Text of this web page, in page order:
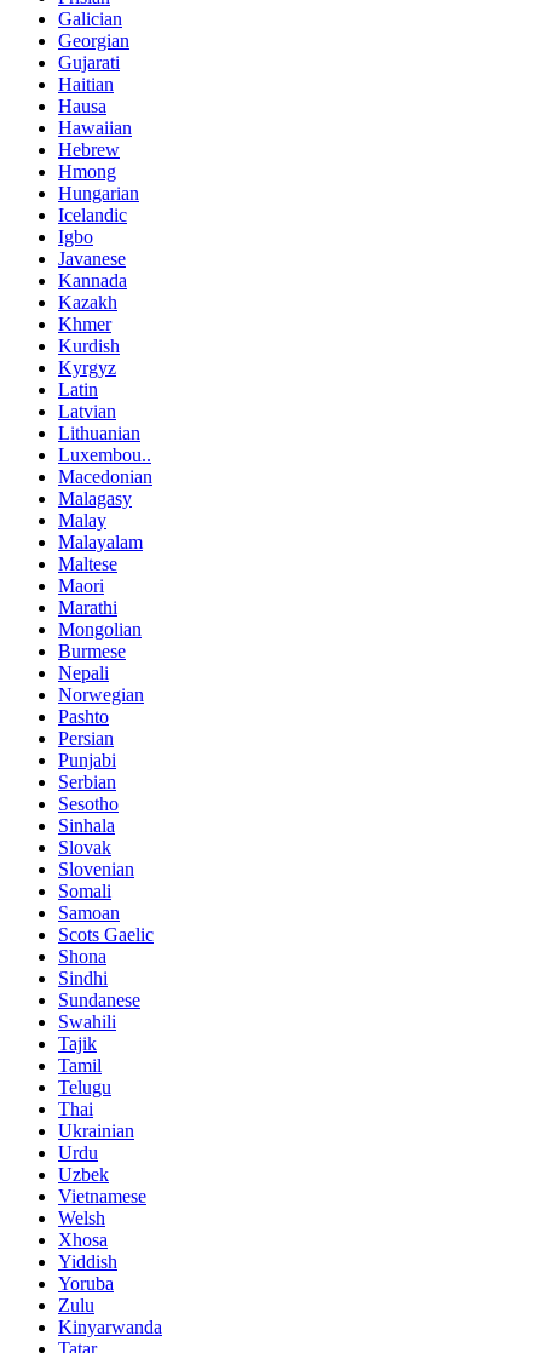
Galician
Georgian
Gujarati
Haitian
Hausa
Hawaiian
Hebrew
Hmong
Hungarian
Icelandic
Igbo
Javanese
Kannada
Kazakh
Khmer
Kurdish
Kyrgyz
Latin
Latvian
Lithuanian
Luxembou..
Macedonian
Malagasy
Malay
Malayalam
Maltese
Maori
Marathi
Mongolian
Burmese
Nepali
Norwegian
Pashto
Persian
Punjabi
Serbian
Sesotho
Sinhala
Slovak
Slovenian
Somali
Samoan
Scots Gaelic
Shona
Sindhi
Sundanese
Swahili
Tajik
Tamil
Telugu
Thai
Ukrainian
Urdu
Uzbek
Vietnamese
Welsh
Xhosa
Yiddish
Yoruba
Zulu
Kinyarwanda